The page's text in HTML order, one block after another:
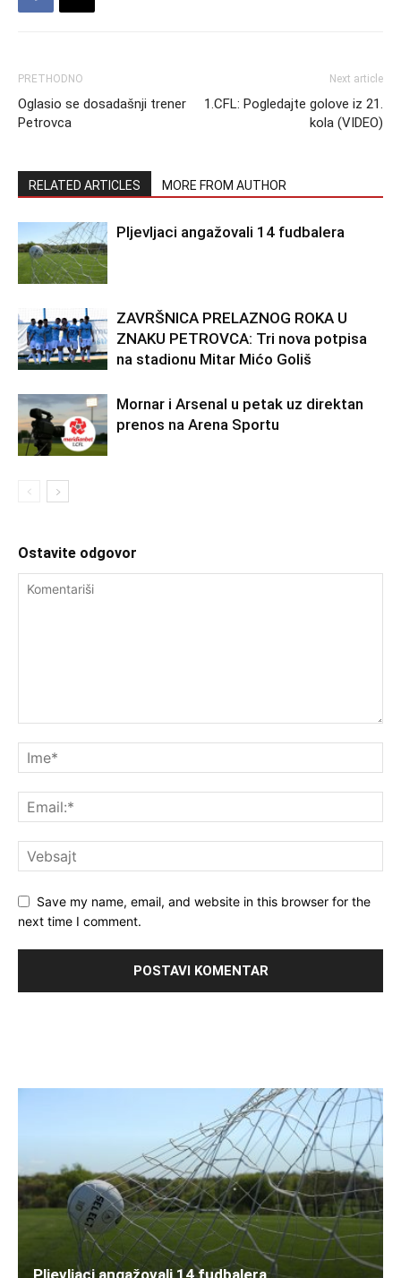
PRETHODNO
Oglasio se dosadašnji trener
Petrovca
Next article
1.CFL: Pogledajte golove iz 21.
kola (VIDEO)
RELATED ARTICLES MORE FROM AUTHOR
Pljevljaci angažovali 14 fudbalera
ZAVRŠNICA PRELAZNOG ROKA U
ZNAKU PETROVCA: Tri nova potpisa
na stadionu Mitar Mićo Goliš
Mornar i Arsenal u petak uz direktan
prenos na Arena Sportu
Ostavite odgovor
Save my name, email, and website in this browser for the
next time I comment.
Pljevljaci angažovali 14 fudbalera